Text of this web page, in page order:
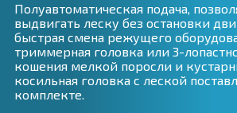
Полуавтоматическая подача,
выдвигать леску без остановки
быстрая смена режущего
триммерная головка или 3-
кошения мелкой поросли и
косильная головка с леской
комплекте.